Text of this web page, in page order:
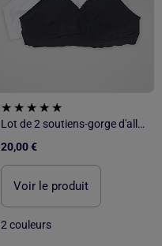
Lot de 2 soutiens-gorge d'allaitement en coton
20,00 €
Voir le produit
2 couleurs